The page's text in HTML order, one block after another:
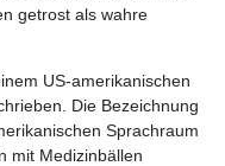
getrost als wahre
US-amerikanischen
Die Bezeichnung
Sprachraum
mit Medizinbällen